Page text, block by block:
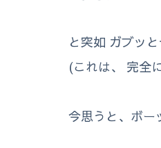
と突如 ガブッ
(これは、 完全
今思うと、ボー